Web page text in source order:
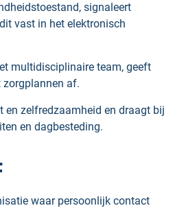
signaleert
vast in het elektronisch
multidisciplinaire team, geeft
zorgplannen af.
zelfredzaamheid en draagt bij
en dagbesteding.
waar persoonlijk contact